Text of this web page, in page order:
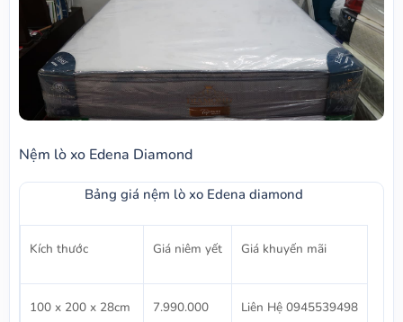
Nệm lò xo Edena Diamond
Bảng giá nệm lò xo Edena diamond
Kích thước Giá niêm yết Giá khuyến mãi
100 x 200 x 28cm 7.990.000 Liên Hệ 0945539498